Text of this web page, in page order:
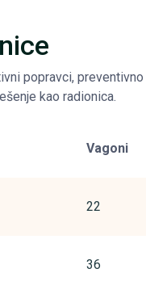
popravci,
kao radionica.
Vagoni
22
36